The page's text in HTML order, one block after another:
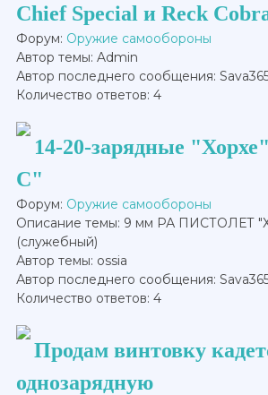
Chief Special и Reck
Форум: Оружие самообороны
Автор темы: Admin
Автор последнего сообщения:
Количество ответов: 4
14-20-зарядные
С"
Форум: Оружие самообороны
Описание темы: 9 мм РА ПИСТОЛЕТ
(служебный)
Автор темы: ossia
Автор последнего сообщения:
Количество ответов: 4
Продам винтовку
однозарядную